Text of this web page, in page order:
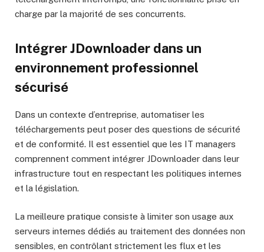
charge par la majorité de ses concurrents.
Intégrer JDownloader dans un
environnement professionnel
sécurisé
Dans un contexte d’entreprise, automatiser les
téléchargements peut poser des questions de sécurité
et de conformité. Il est essentiel que les IT managers
comprennent comment intégrer JDownloader dans leur
infrastructure tout en respectant les politiques internes
et la législation.
La meilleure pratique consiste à limiter son usage aux
serveurs internes dédiés au traitement des données non
sensibles, en contrôlant strictement les flux et les